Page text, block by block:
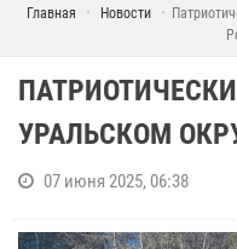
Главная Новости
УРАЛЬСКОМ
07 июня 2025, 06:38